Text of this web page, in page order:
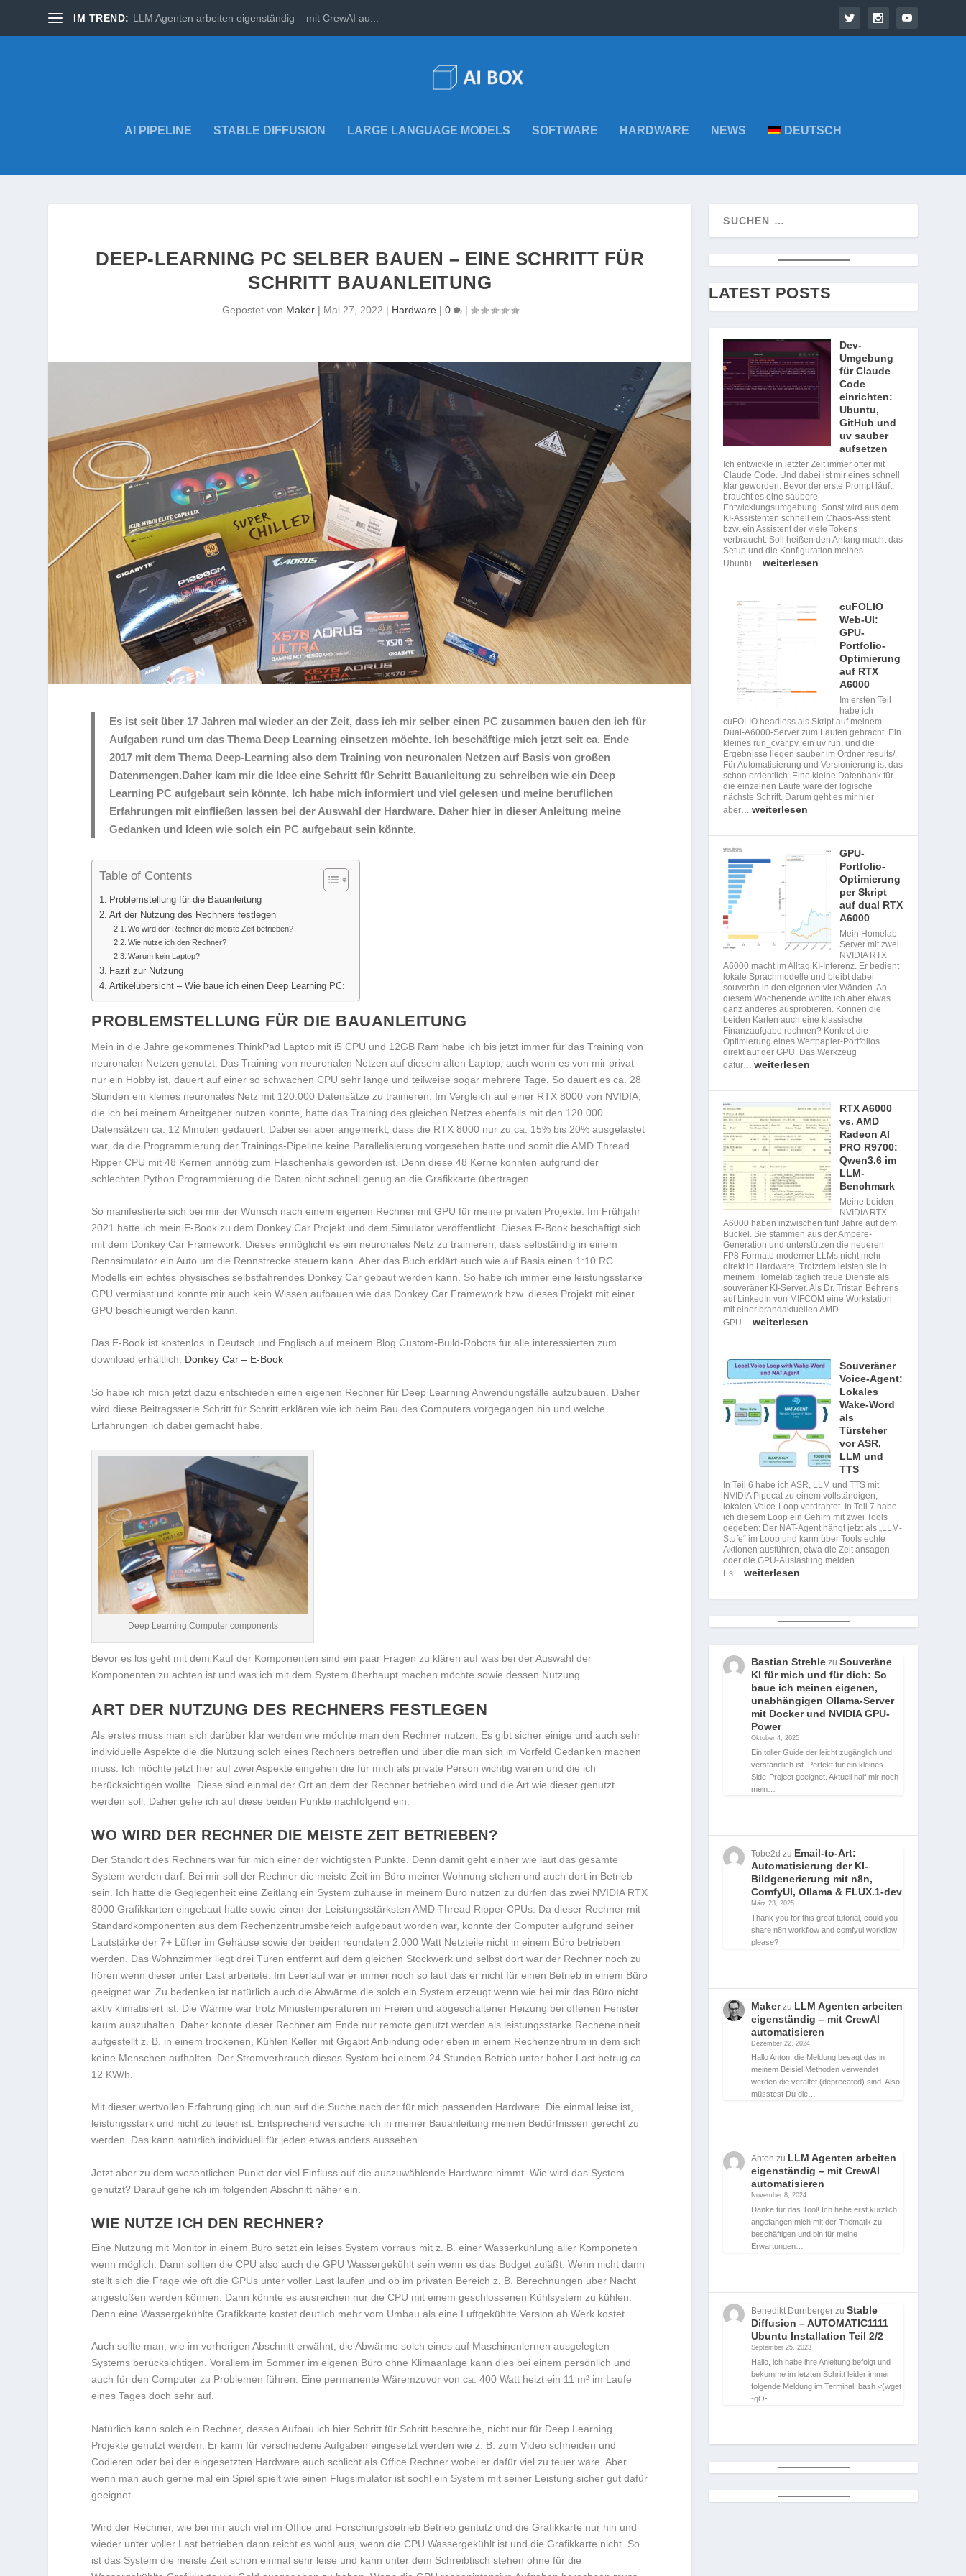
IM TREND: LLM Agenten arbeiten eigenständig – mit CrewAI au...
AI PIPELINE STABLE DIFFUSION LARGE LANGUAGE MODELS SOFTWARE HARDWARE NEWS DEUTSCH
DEEP-LEARNING PC SELBER BAUEN – EINE SCHRITT FÜR
SCHRITT BAUANLEITUNG
Gepostet von Maker| Mai 27, 2022 | Hardware | 0 |
Es ist seit über 17 Jahren mal wieder an der Zeit, dass ich mir selber einen PC zusammen bauen den ich für
Aufgaben rund um das Thema Deep Learning einsetzen möchte. Ich beschäftige mich jetzt seit ca. Ende
2017 mit dem Thema Deep-Learning also dem Training von neuronalen Netzen auf Basis von großen
Datenmengen.Daher kam mir die Idee eine Schritt für Schritt Bauanleitung zu schreiben wie ein Deep
Learning PC aufgebaut sein könnte. Ich habe mich informiert und viel gelesen und meine beruflichen
Erfahrungen mit einfließen lassen bei der Auswahl der Hardware. Daher hier in dieser Anleitung meine
Gedanken und Ideen wie solch ein PC aufgebaut sein könnte.
Table of Contents
Problemstellung für die Bauanleitung
Art der Nutzung des Rechners festlegen
Wo wird der Rechner die meiste Zeit betrieben?
Wie nutze ich den Rechner?
Warum kein Laptop?
Fazit zur Nutzung
Artikelübersicht – Wie baue ich einen Deep Learning PC:
PROBLEMSTELLUNG FÜR DIE BAUANLEITUNG
Mein in die Jahre gekommenes ThinkPad Laptop mit i5 CPU und 12GB Ram habe ich bis jetzt immer für das Training von
neuronalen Netzen genutzt. Das Training von neuronalen Netzen auf diesem alten Laptop, auch wenn es von mir privat
nur ein Hobby ist, dauert auf einer so schwachen CPU sehr lange und teilweise sogar mehrere Tage. So dauert es ca. 28
Stunden ein kleines neuronales Netz mit 120.000 Datensätze zu trainieren. Im Vergleich auf einer RTX 8000 von NVIDIA,
die ich bei meinem Arbeitgeber nutzen konnte, hatte das Training des gleichen Netzes ebenfalls mit den 120.000
Datensätzen ca. 12 Minuten gedauert. Dabei sei aber angemerkt, dass die RTX 8000 nur zu ca. 15% bis 20% ausgelastet
war, da die Programmierung der Trainings-Pipeline keine Parallelisierung vorgesehen hatte und somit die AMD Thread
Ripper CPU mit 48 Kernen unnötig zum Flaschenhals geworden ist. Denn diese 48 Kerne konnten aufgrund der
schlechten Python Programmierung die Daten nicht schnell genug an die Grafikkarte übertragen.
So manifestierte sich bei mir der Wunsch nach einem eigenen Rechner mit GPU für meine privaten Projekte. Im Frühjahr
2021 hatte ich mein E-Book zu dem Donkey Car Projekt und dem Simulator veröffentlicht. Dieses E-Book beschäftigt sich
mit dem Donkey Car Framework. Dieses ermöglicht es ein neuronales Netz zu trainieren, dass selbständig in einem
Rennsimulator ein Auto um die Rennstrecke steuern kann. Aber das Buch erklärt auch wie auf Basis einen 1:10 RC
Modells ein echtes physisches selbstfahrendes Donkey Car gebaut werden kann. So habe ich immer eine leistungsstarke
GPU vermisst und konnte mir auch kein Wissen aufbauen wie das Donkey Car Framework bzw. dieses Projekt mit einer
GPU beschleunigt werden kann.
Das E-Book ist kostenlos in Deutsch und Englisch auf meinem Blog Custom-Build-Robots für alle interessierten zum
download erhältlich: Donkey Car – E-Book
So habe ich mich jetzt dazu entschieden einen eigenen Rechner für Deep Learning Anwendungsfälle aufzubauen. Daher
wird diese Beitragsserie Schritt für Schritt erklären wie ich beim Bau des Computers vorgegangen bin und welche
Erfahrungen ich dabei gemacht habe.
Deep Learning Computer components
Bevor es los geht mit dem Kauf der Komponenten sind ein paar Fragen zu klären auf was bei der Auswahl der
Komponenten zu achten ist und was ich mit dem System überhaupt machen möchte sowie dessen Nutzung.
ART DER NUTZUNG DES RECHNERS FESTLEGEN
Als erstes muss man sich darüber klar werden wie möchte man den Rechner nutzen. Es gibt sicher einige und auch sehr
individuelle Aspekte die die Nutzung solch eines Rechners betreffen und über die man sich im Vorfeld Gedanken machen
muss. Ich möchte jetzt hier auf zwei Aspekte eingehen die für mich als private Person wichtig waren und die ich
berücksichtigen wollte. Diese sind einmal der Ort an dem der Rechner betrieben wird und die Art wie dieser genutzt
werden soll. Daher gehe ich auf diese beiden Punkte nachfolgend ein.
WO WIRD DER RECHNER DIE MEISTE ZEIT BETRIEBEN?
Der Standort des Rechners war für mich einer der wichtigsten Punkte. Denn damit geht einher wie laut das gesamte
System werden darf. Bei mir soll der Rechner die meiste Zeit im Büro meiner Wohnung stehen und auch dort in Betrieb
sein. Ich hatte die Geglegenheit eine Zeitlang ein System zuhause in meinem Büro nutzen zu dürfen das zwei NVIDIA RTX
8000 Grafikkarten eingebaut hatte sowie einen der Leistungsstärksten AMD Thread Ripper CPUs. Da dieser Rechner mit
Standardkomponenten aus dem Rechenzentrumsbereich aufgebaut worden war, konnte der Computer aufgrund seiner
Lautstärke der 7+ Lüfter im Gehäuse sowie der beiden reundaten 2.000 Watt Netzteile nicht in einem Büro betrieben
werden. Das Wohnzimmer liegt drei Türen entfernt auf dem gleichen Stockwerk und selbst dort war der Rechner noch zu
hören wenn dieser unter Last arbeitete. Im Leerlauf war er immer noch so laut das er nicht für einen Betrieb in einem Büro
geeignet war. Zu bedenken ist natürlich auch die Abwärme die solch ein System erzeugt wenn wie bei mir das Büro nicht
aktiv klimatisiert ist. Die Wärme war trotz Minustemperaturen im Freien und abgeschaltener Heizung bei offenen Fenster
kaum auszuhalten. Daher konnte dieser Rechner am Ende nur remote genutzt werden als leistungsstarke Recheneinheit
aufgestellt z. B. in einem trockenen, Kühlen Keller mit Gigabit Anbindung oder eben in einem Rechenzentrum in dem sich
keine Menschen aufhalten. Der Stromverbrauch dieses System bei einem 24 Stunden Betrieb unter hoher Last betrug ca.
12 KW/h.
Mit dieser wertvollen Erfahrung ging ich nun auf die Suche nach der für mich passenden Hardware. Die einmal leise ist,
leistungsstark und nicht zu teuer ist. Entsprechend versuche ich in meiner Bauanleitung meinen Bedürfnissen gerecht zu
werden. Das kann natürlich individuell für jeden etwas anders aussehen.
Jetzt aber zu dem wesentlichen Punkt der viel Einfluss auf die auszuwählende Hardware nimmt. Wie wird das System
genutzt? Darauf gehe ich im folgenden Abschnitt näher ein.
WIE NUTZE ICH DEN RECHNER?
Eine Nutzung mit Monitor in einem Büro setzt ein leises System vorraus mit z. B. einer Wasserkühlung aller Komponeten
wenn möglich. Dann sollten die CPU also auch die GPU Wassergekühlt sein wenn es das Budget zuläßt. Wenn nicht dann
stellt sich die Frage wie oft die GPUs unter voller Last laufen und ob im privaten Bereich z. B. Berechnungen über Nacht
angestoßen werden können. Dann könnte es ausreichen nur die CPU mit einem geschlossenen Kühlsystem zu kühlen.
Denn eine Wassergekühlte Grafikkarte kostet deutlich mehr vom Umbau als eine Luftgekühlte Version ab Werk kostet.
Auch sollte man, wie im vorherigen Abschnitt erwähnt, die Abwärme solch eines auf Maschinenlernen ausgelegten
Systems berücksichtigen. Vorallem im Sommer im eigenen Büro ohne Klimaanlage kann dies bei einem persönlich und
auch für den Computer zu Problemen führen. Eine permanente Wäremzuvor von ca. 400 Watt heizt ein 11 m² im Laufe
eines Tages doch sehr auf.
Natürlich kann solch ein Rechner, dessen Aufbau ich hier Schritt für Schritt beschreibe, nicht nur für Deep Learning
Projekte genutzt werden. Er kann für verschiedene Aufgaben eingesetzt werden wie z. B. zum Video schneiden und
Codieren oder bei der eingesetzten Hardware auch schlicht als Office Rechner wobei er dafür viel zu teuer wäre. Aber
wenn man auch gerne mal ein Spiel spielt wie einen Flugsimulator ist sochl ein System mit seiner Leistung sicher gut dafür
geeignet.
Wird der Rechner, wie bei mir auch viel im Office und Forschungsbetrieb Betrieb gentutz und die Grafikkarte nur hin und
wieder unter voller Last betrieben dann reicht es wohl aus, wenn die CPU Wassergekühlt ist und die Grafikkarte nicht. So
ist das System die meiste Zeit schon einmal sehr leise und kann unter dem Schreibtisch stehen ohne für die
LATEST POSTS
Dev-
Umgebung
für Claude
Code
einrichten:
Ubuntu,
GitHub und
uv sauber
aufsetzen
Ich entwickle in letzter Zeit immer öfter mit
Claude Code. Und dabei ist mir eines schnell
klar geworden. Bevor der erste Prompt läuft,
braucht es eine saubere
Entwicklungsumgebung. Sonst wird aus dem
KI-Assistenten schnell ein Chaos-Assistent
bzw. ein Assistent der viele Tokens
verbraucht. Soll heißen den Anfang macht das
Setup und die Konfiguration meines
Ubuntu…weiterlesen
cuFOLIO
Web-UI:
GPU-
Portfolio-
Optimierung
auf RTX
A6000
Im ersten Teil
habe ich
cuFOLIO headless als Skript auf meinem
Dual-A6000-Server zum Laufen gebracht. Ein
kleines run_cvar.py, ein uv run, und die
Ergebnisse liegen sauber im Ordner results/.
Für Automatisierung und Versionierung ist das
schon ordentlich. Eine kleine Datenbank für
die einzelnen Läufe wäre der logische
nächste Schritt. Darum geht es mir hier
aber…weiterlesen
GPU-
Portfolio-
Optimierung
per Skript
auf dual RTX
A6000
Mein Homelab-
Server mit zwei
NVIDIA RTX
A6000 macht im Alltag KI-Inferenz. Er bedient
lokale Sprachmodelle und bleibt dabei
souverän in den eigenen vier Wänden. An
diesem Wochenende wollte ich aber etwas
ganz anderes ausprobieren. Können die
beiden Karten auch eine klassische
Finanzaufgabe rechnen? Konkret die
Optimierung eines Wertpapier-Portfolios
direkt auf der GPU. Das Werkzeug
dafür…weiterlesen
RTX A6000
vs. AMD
Radeon AI
PRO R9700:
Qwen3.6 im
LLM-
Benchmark
Meine beiden
NVIDIA RTX
A6000 haben inzwischen fünf Jahre auf dem
Buckel. Sie stammen aus der Ampere-
Generation und unterstützen die neueren
FP8-Formate moderner LLMs nicht mehr
direkt in Hardware. Trotzdem leisten sie in
meinem Homelab täglich treue Dienste als
souveräner KI-Server. Als Dr. Tristan Behrens
auf LinkedIn von MIFCOM eine Workstation
mit einer brandaktuellen AMD-
GPU…weiterlesen
Souveräner
Voice-Agent:
Lokales
Wake-Word
als
Türsteher
vor ASR,
LLM und
TTS
In Teil 6 habe ich ASR, LLM und TTS mit
NVIDIA Pipecat zu einem vollständigen,
lokalen Voice-Loop verdrahtet. In Teil 7 habe
ich diesem Loop ein Gehirn mit zwei Tools
gegeben: Der NAT-Agent hängt jetzt als „LLM-
Stufe“ im Loop und kann über Tools echte
Aktionen ausführen, etwa die Zeit ansagen
oder die GPU-Auslastung melden.
Es…weiterlesen
Bastian Strehle zuSouveräne
KI für mich und für dich: So
baue ich meinen eigenen,
unabhängigen Ollama-Server
mit Docker und NVIDIA GPU-
Power
Oktober 4, 2025
Ein toller Guide der leicht zugänglich und
verständlich ist. Perfekt für ein kleines
Side-Project geeignet. Aktuell half mir noch
mein…
Tobe2d zu Email-to-Art:
Automatisierung der KI-
Bildgenerierung mit n8n,
ComfyUI, Ollama & FLUX.1-dev
März 23, 2025
Thank you for this great tutorial, could you
share n8n workflow and comfyui workflow
please?
Makerzu LLM Agenten arbeiten
eigenständig – mit CrewAI
automatisieren
Dezember 22, 2024
Hallo Anton, die Meldung besagt das in
meinem Beisiel Methoden verwendet
werden die veraltet (deprecated) sind. Also
müsstest Du die…
Anton zu LLM Agenten arbeiten
eigenständig – mit CrewAI
automatisieren
November 8, 2024
Danke für das Tool! Ich habe erst kürzlich
angefangen mich mit der Thematik zu
beschäftigen und bin für meine
Erwartungen…
Benedikt Durnberger zuStable
Diffusion – AUTOMATIC1111
Ubuntu Installation Teil 2/2
September 25, 2023
Hallo, ich habe ihre Anleitung befolgt und
bekomme im letzten Schritt leider immer
folgende Meldung im Terminal: bash <(wget
-qO-…